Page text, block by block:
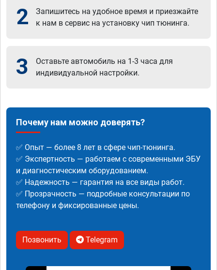
2
Запишитесь на удобное время и приезжайте
к нам в сервис на установку чип тюнинга.
3
Оставьте автомобиль на 1-3 часа для
индивидуальной настройки.
Почему нам можно доверять?
✅ Опыт — более 8 лет в сфере чип-тюнинга.
✅ Экспертность — работаем с современными ЭБУ
и диагностическим оборудованием.
✅ Надежность — гарантия на все виды работ.
✅ Прозрачность — подробные консультации по
телефону и фиксированные цены.
Позвонить Telegram